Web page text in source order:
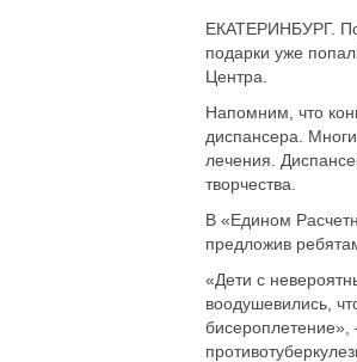
ЕКАТЕРИНБУРГ.
подарки уже
Центра.
Напомним, что
диспансера.
лечения.
творчества.
В «Едином
предложив
«Дети с
воодушевились,